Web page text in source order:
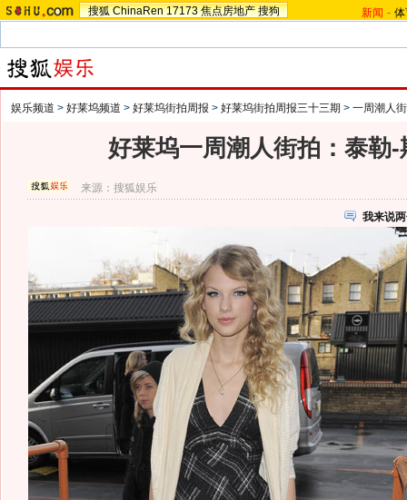
搜狐 ChinaRen 17173 焦点房地产 搜狗 新闻 -
娱乐频道 > 好莱坞频道 > 好莱坞街拍周报 > 好莱坞街拍周报三十三期 > 一周潮人
好莱坞一周潮人街拍：泰勒-
来源：搜狐娱乐
我来说